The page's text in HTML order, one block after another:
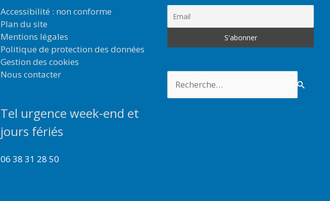
Accessibilité : non conforme
Plan du site
Mentions légales
Politique de protection des données
Gestion des cookies
Nous contacter
Tel urgence week-end et
jours fériés
06 38 31 28 50